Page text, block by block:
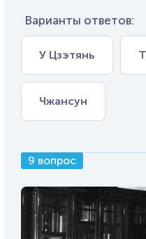
Варианты ответов:
У Цзэтянь
Чжансун
9 вопрос